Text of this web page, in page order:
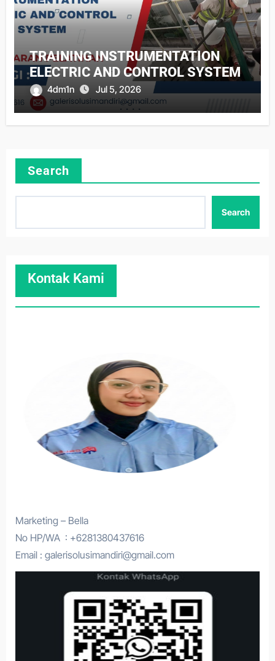
TRAINING INSTRUMENTATION
ELECTRIC AND CONTROL SYSTEM
4dm1n Jul 5, 2026
Search
Search
Kontak Kami
Marketing – Bella
No HP/WA : +6281380437616
Email : galerisolusimandiri@gmail.com